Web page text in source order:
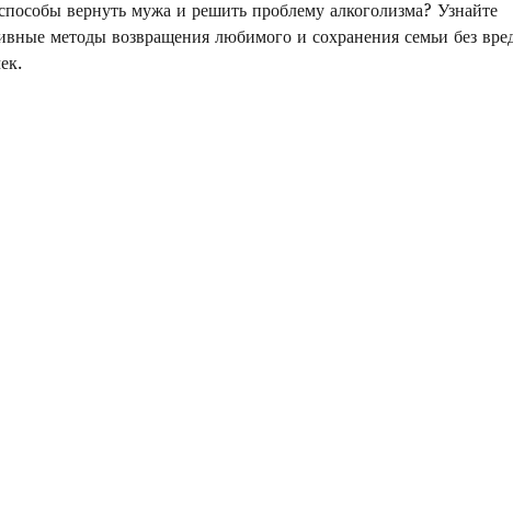
вернуть мужа и решить проблему алкоголизма? Узнайте
методы возвращения любимого и сохранения семьи без